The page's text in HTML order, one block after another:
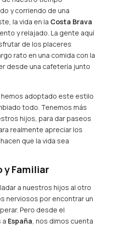
y corriendo de una
la vida en la Costa Brava
y relajado. La gente aquí
de los placeres
rato en una comida con la
desde una cafetería junto
adoptado este estilo
todo. Tenemos más
hijos, para dar paseos
realmente apreciar los
que la vida sea
y Familiar
a nuestros hijos al otro
nerviosos por encontrar un
Pero desde el
a España, nos dimos cuenta